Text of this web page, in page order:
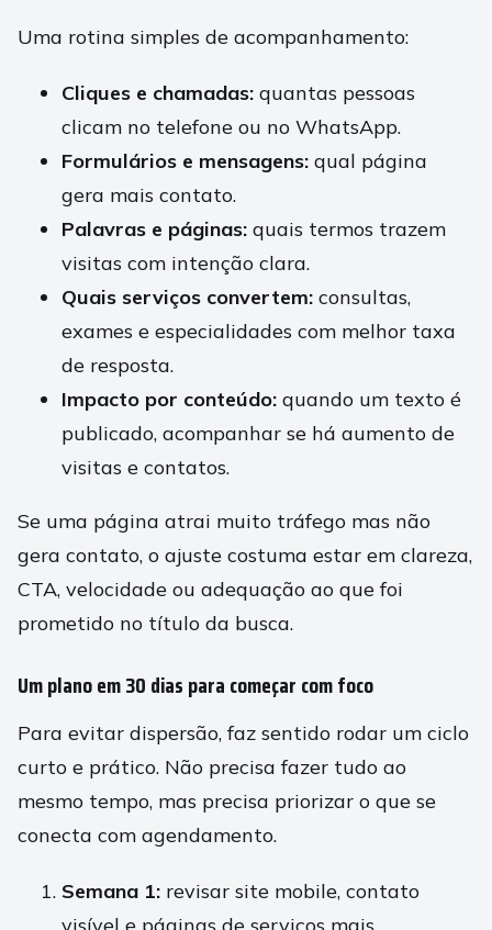
Uma rotina simples de acompanhamento:
Cliques e chamadas: quantas pessoas
clicam no telefone ou no WhatsApp.
Formulários e mensagens: qual página
gera mais contato.
Palavras e páginas: quais termos trazem
visitas com intenção clara.
Quais serviços convertem: consultas,
exames e especialidades com melhor taxa
de resposta.
Impacto por conteúdo: quando um texto é
publicado, acompanhar se há aumento de
visitas e contatos.
Se uma página atrai muito tráfego mas não
gera contato, o ajuste costuma estar em clareza,
CTA, velocidade ou adequação ao que foi
prometido no título da busca.
Um plano em 30 dias para começar com foco
Para evitar dispersão, faz sentido rodar um ciclo
curto e prático. Não precisa fazer tudo ao
mesmo tempo, mas precisa priorizar o que se
conecta com agendamento.
Semana 1: revisar site mobile, contato